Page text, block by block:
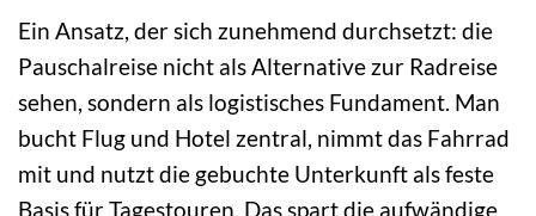
Ein Ansatz, der sich zunehmend durchsetzt: die
Pauschalreise nicht als Alternative zur Radreise
sehen, sondern als logistisches Fundament. Man
bucht Flug und Hotel zentral, nimmt das Fahrrad
mit und nutzt die gebuchte Unterkunft als feste
Basis für Tagestouren. Das spart die aufwändige